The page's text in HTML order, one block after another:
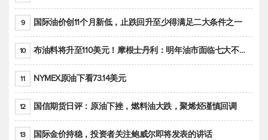
9 国际油价创11个月新低，止跌回升至少得满足二大条件之一
10 布油料将升至110美元！摩根士丹利：明年油市面临七大不确定性
11 NYMEX原油下看73.14美元
12 国信期货日评：原油下挫，燃料油大跌，聚烯烃谨慎回调
13 国际金价持稳，投资者关注鲍威尔即将发表的讲话